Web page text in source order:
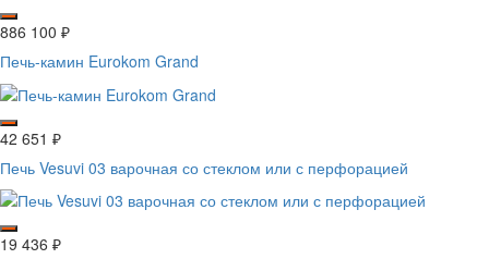
886 100 ₽
Печь-камин Eurokom Grand
42 651 ₽
Печь Vesuvi 03 варочная со стеклом или с перфорацией
19 436 ₽